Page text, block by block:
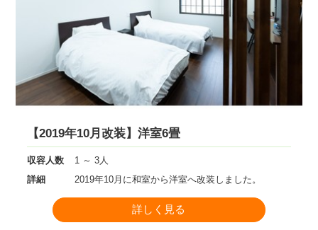
当サイトについて
著作権表記
【2019年10月改装】洋室6畳
収容人数
1 ～ 3人
詳細
2019年10月に和室から洋室へ改装しました。
詳しく見る